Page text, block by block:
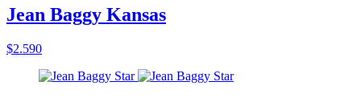
Jean Baggy Kansas
$2.590